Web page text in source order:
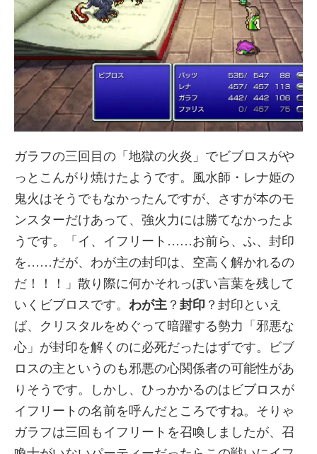
ガラフの三回目の「地獄の火炎」でビブロスがや
っとこんがり焼けたようです。風水師・レナ姫の
鬼火はそうでもなかったんですが、さすが本のモ
ンスターだけあって、強火力には勝てなかったよ
うです。「イ、イフリート……お前ら、ふ、封印
を……だが、わが主の封印は、空高く解かれるの
だ！！！」散り際に何かそれっぽい言葉を残して
いくビブロスです。 わが主 ？ 封印 ？封印といえ
ば、クリスタルをめぐって暗躍する勢力「邪悪な
心」が封印を解くのに必死だったはずです。ビブ
ロスの主というのも邪悪の心関係者の可能性があ
りそうです。しかし、ひっかかるのはビブロスが
イフリートの名前を呼んだところですね。そりゃ
ガラフは三回もイフリートを召喚しましたが、召